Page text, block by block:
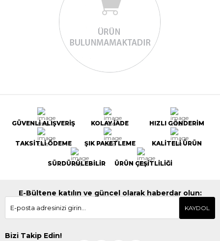
GÜVENLİ ALIŞVERİŞ KOLAY İADE HIZLI GÖNDERİM
TAKSİTLİ ÖDEME ŞIK PAKETLEME KALİTELİ ÜRÜN
SÜRDÜRÜLEBİLİR ÜRÜN ÇEŞİTLİLİĞİ
E-Bültene katılın ve güncel olarak haberdar olun:
KAYDOL
Bizi Takip Edin!